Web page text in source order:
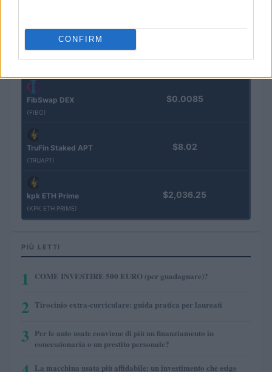
CONFIRM
JDB
FibSwap DEX
(FIBO)
$0.0085
TruFin Staked APT
(TRUAPT)
$8.02
kpk ETH Prime
(KPK ETH PRIME)
$2,036.25
PIÙ LETTI
1 COME INVESTIRE 500 EURO (per guadagnare)?
2 Tirocinio extra-curriculare: guida pratica per laureati
3 Per le auto usate conviene di più un finanziamento in
concessionaria o un prestito personale?
La macchina usata più affidabile: un investimento che esige